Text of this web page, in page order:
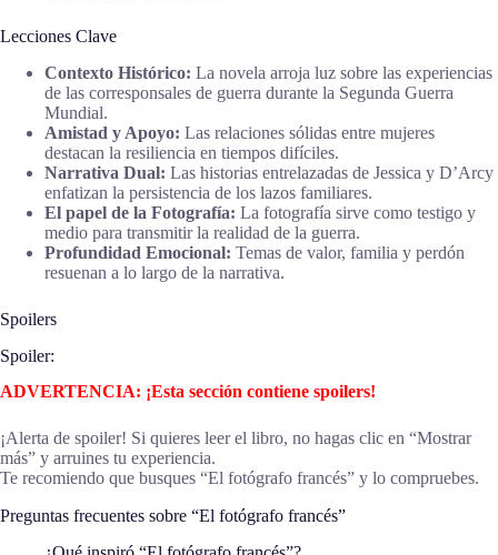
Lecciones Clave
Contexto Histórico: La novela arroja luz sobre las experiencias
de las corresponsales de guerra durante la Segunda Guerra
Mundial.
Amistad y Apoyo: Las relaciones sólidas entre mujeres
destacan la resiliencia en tiempos difíciles.
Narrativa Dual: Las historias entrelazadas de Jessica y D’Arcy
enfatizan la persistencia de los lazos familiares.
El papel de la Fotografía: La fotografía sirve como testigo y
medio para transmitir la realidad de la guerra.
Profundidad Emocional: Temas de valor, familia y perdón
resuenan a lo largo de la narrativa.
Spoilers
Spoiler:
ADVERTENCIA: ¡Esta sección contiene spoilers!
¡Alerta de spoiler! Si quieres leer el libro, no hagas clic en “Mostrar
más” y arruines tu experiencia.
Te recomiendo que busques “El fotógrafo francés” y lo compruebes.
Preguntas frecuentes sobre “El fotógrafo francés”